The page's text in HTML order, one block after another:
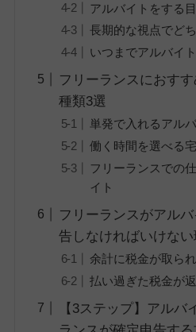
アルバイトをする
長期的な視点でど
いつまでアルバイ
フリーランスにおす
種類3選
単発で入れるアル
働く時間を選べる
フリーランスでの
イト
フリーランスがアル
告しなければいけない
余計に税金が取ら
払い過ぎた税金が
【3ステップ】アル